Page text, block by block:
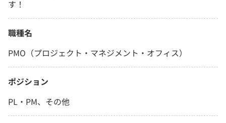
す！
職種名
PMO（プロジェクト・マネジメント・オフィス）
ポジション
PL・PM、その他